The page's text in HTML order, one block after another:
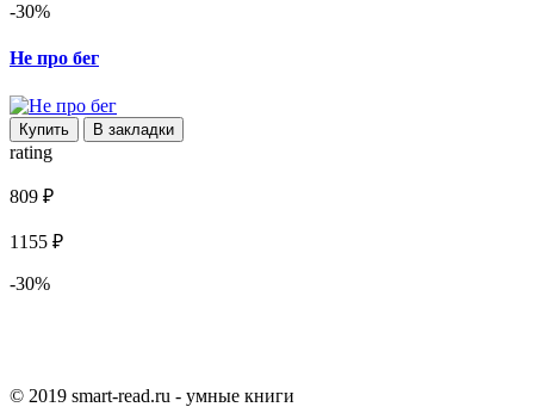
-30%
Не про бег
Купить В закладки
rating
809 ₽
1155 ₽
-30%
© 2019 smart-read.ru - умные книги